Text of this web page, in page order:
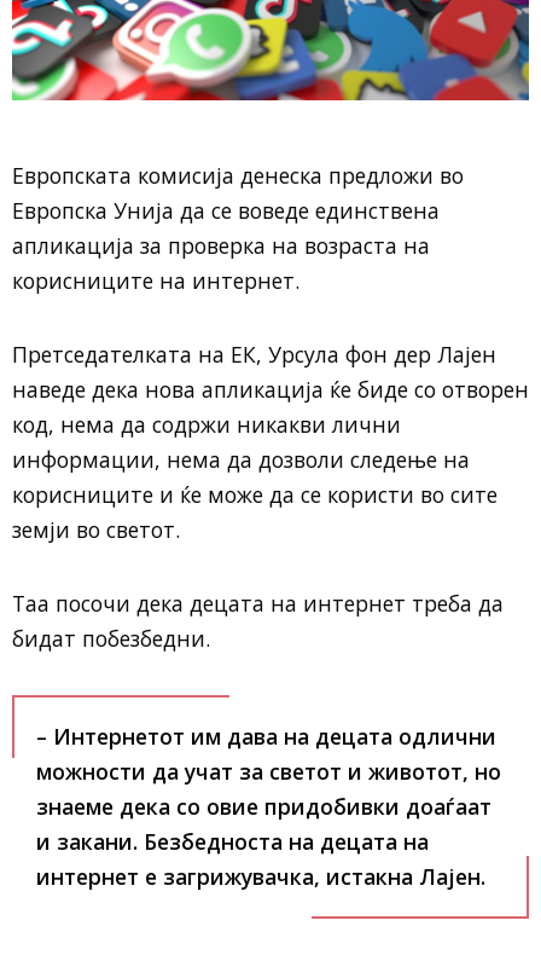
Европската комисија денеска предложи во
Европска Унија да се воведе единствена
апликација за проверка на возраста на
корисниците на интернет.
Претседателката на ЕК, Урсула фон дер Лајен
наведе дека нова апликација ќе биде со отворен
код, нема да содржи никакви лични
информации, нема да дозволи следење на
корисниците и ќе може да се користи во сите
земји во светот.
Таа посочи дека децата на интернет треба да
бидат побезбедни.
– Интернетот им дава на децата одлични
можности да учат за светот и животот, но
знаеме дека со овие придобивки доаѓаат
и закани. Безбедноста на децата на
интернет е загрижувачка, истакна Лајен.